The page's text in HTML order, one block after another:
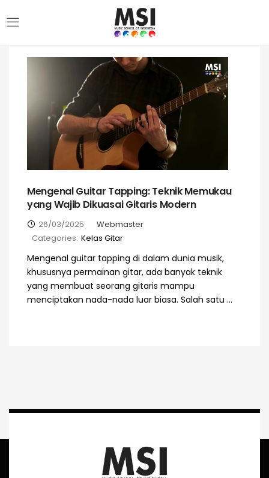
Mengenal Guitar Tapping: Teknik Memukau
yang Wajib Dikuasai Gitaris Modern
26/03/2025
Webmaster
Categories: Kelas Gitar
Mengenal guitar tapping di dalam dunia musik,
khususnya permainan gitar, ada banyak teknik
yang membuat seorang gitaris mampu
menciptakan nada-nada luar biasa. Salah satu ...